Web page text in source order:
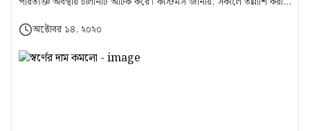
২৯ নম্বর সিটের পাশ থেকে আরেকটি পলিথিনে স্বর্ণের বারগুলো পাওয়া যায়।
চোরাচালান। এসব স্বর্ণের দাম প্রায় ১০ কোটি টাকা বলে জানান কাস্টমস
অক্টোবর ১৪, ২০২০